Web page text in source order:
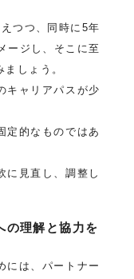
つつ、同時に5年
ージし、そこに至
しょう。
キャリアパスが少
定的なものではあ
に見直し、調整し
の理解と協力を
には、パートナー